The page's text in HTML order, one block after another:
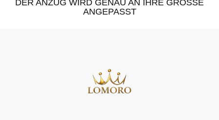
DER ANZUG WIRD GENAU AN IHRE GRÖSSE A
NGEPASST